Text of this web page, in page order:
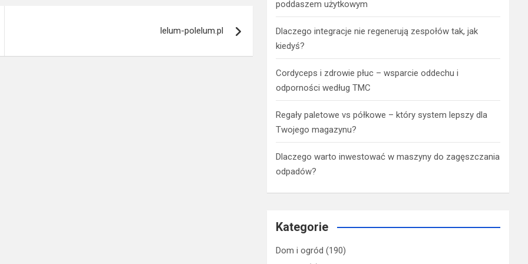
lelum-polelum.pl
poddaszem użytkowym
Dlaczego integracje nie regenerują zespołów tak, jak
kiedyś?
Cordyceps i zdrowie płuc – wsparcie oddechu i
odporności według TMC
Regały paletowe vs półkowe – który system lepszy dla
Twojego magazynu?
Dlaczego warto inwestować w maszyny do zagęszczania
odpadów?
Kategorie
Dom i ogród (190)